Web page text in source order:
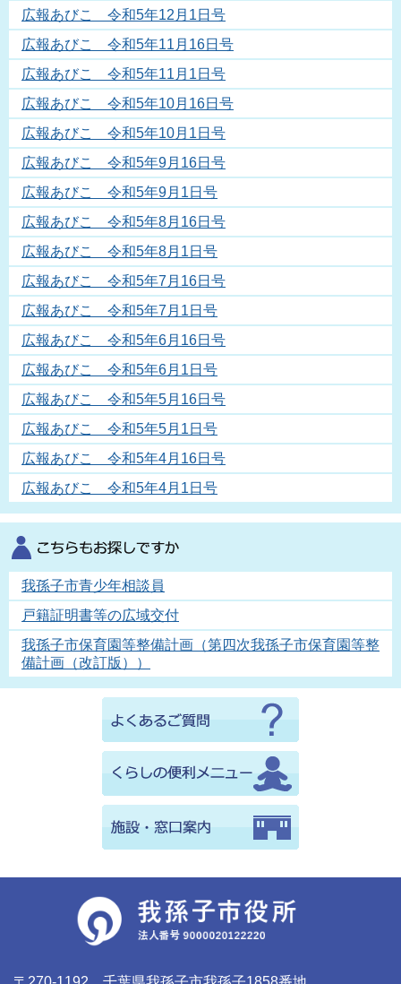
広報あびこ 令和5年12月1日号
広報あびこ 令和5年11月16日号
広報あびこ 令和5年11月1日号
広報あびこ 令和5年10月16日号
広報あびこ 令和5年10月1日号
広報あびこ 令和5年9月16日号
広報あびこ 令和5年9月1日号
広報あびこ 令和5年8月16日号
広報あびこ 令和5年8月1日号
広報あびこ 令和5年7月16日号
広報あびこ 令和5年7月1日号
広報あびこ 令和5年6月16日号
広報あびこ 令和5年6月1日号
広報あびこ 令和5年5月16日号
広報あびこ 令和5年5月1日号
広報あびこ 令和5年4月16日号
広報あびこ 令和5年4月1日号
我孫子市青少年相談員
戸籍証明書等の広域交付
我孫子市保育園等整備計画（第四次我孫子市保育園等整
備計画（改訂版））